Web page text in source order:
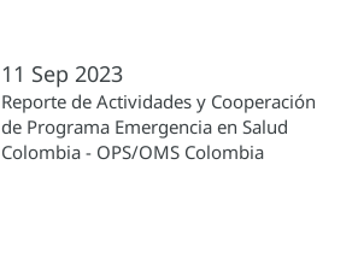
11 Sep 2023
Reporte de Actividades y Cooperación
de Programa Emergencia en Salud
Colombia - OPS/OMS Colombia